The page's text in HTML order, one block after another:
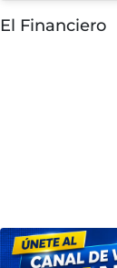
El Financiero